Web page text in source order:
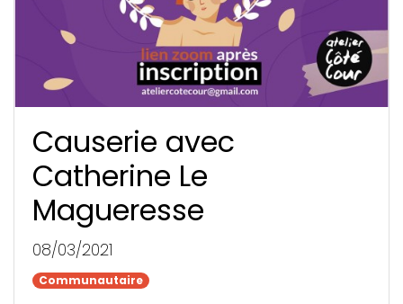
Communautaire
Causerie avec
Catherine Le
Magueresse
08/03/2021
Communautaire